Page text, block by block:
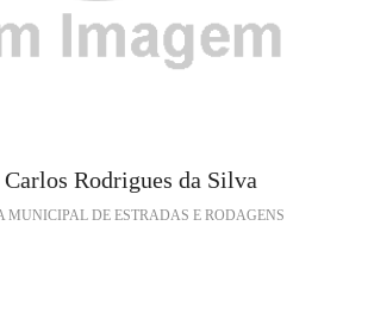
Rodrigues da Silva
MUNICIPAL DE ESTRADAS E RODAGENS